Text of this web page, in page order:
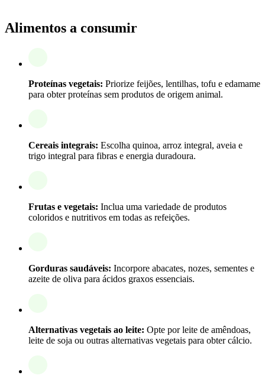
Alimentos a consumir
Proteínas vegetais: Priorize feijões, lentilhas, tofu e edamame
para obter proteínas sem produtos de origem animal.
Cereais integrais: Escolha quinoa, arroz integral, aveia e
trigo integral para fibras e energia duradoura.
Frutas e vegetais: Inclua uma variedade de produtos
coloridos e nutritivos em todas as refeições.
Gorduras saudáveis: Incorpore abacates, nozes, sementes e
azeite de oliva para ácidos graxos essenciais.
Alternativas vegetais ao leite: Opte por leite de amêndoas,
leite de soja ou outras alternativas vegetais para obter cálcio.